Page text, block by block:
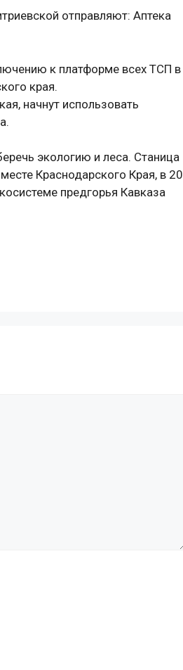
отправляют: Аптека
к платформе всех ТСП в
края.
начнут использовать
экологию и леса. Станица
Краснодарского Края, в 20
предгорья Кавказа